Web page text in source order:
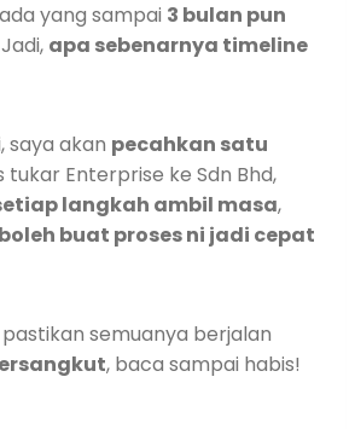
yang sampai 3 bulan pun
apa sebenarnya timeline
saya akan pecahkan satu
tukar Enterprise ke Sdn Bhd,
langkah ambil masa,
buat proses ni jadi cepat
semuanya berjalan
, baca sampai habis!